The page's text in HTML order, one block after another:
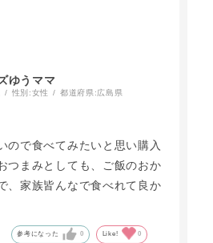
ゆうママ
性別:女性 都道府県:広島県
ので食べてみたいと思い購入
つまみとしても、ご飯のおか
、家族皆んなで食べれて良か
参考になった 0 Like! 0